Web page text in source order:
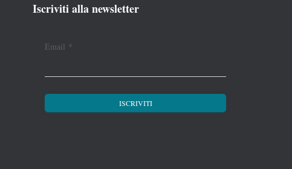
Iscriviti alla newsletter
Email *